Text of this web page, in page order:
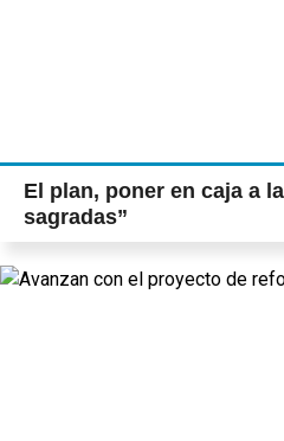
El plan, poner en caja a
sagradas”